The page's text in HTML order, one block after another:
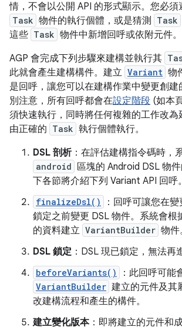
情，不會以公開 API 的形式顯示。您必
Task 物件的執行個體，或是猜測 Task
這些 Task 物件中新增回呼或依附元件。
AGP 會完成下列步驟來建構並執行其
此就會產生建構構件。建立 Variant 物
是回呼，讓您可以在建構作業中變更創
別注意，所有回呼都會在設定階段 (如本
須快速執行，同時將任何複雜的工作改為
由正確的 Task 執行個體執行。
DSL 剖析：在評估建構指令碼時，
android 區塊的 Android DSL 物
下各節將介紹下列 Variant API 回呼。
finalizeDsl()
：回呼可讓您在
鎖定之前變更 DSL 物件。系統會根
的資料建立 VariantBuilder 物件
DSL 鎖定 ：DSL 現已鎖定，無法再
beforeVariants() ：此回呼可能
VariantBuilder 建立的元件及其
改建構流程和產生的構件。
建立變化版本：即將建立的元件和